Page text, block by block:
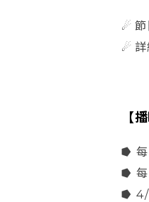
☄ 節
☄ 詳
【
⭓ 每
⭓ 每
⭓ 4/